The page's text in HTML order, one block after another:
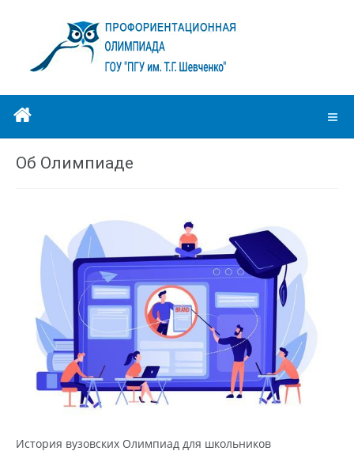
Об Олимпиаде
История вузовских Олимпиад для школьников